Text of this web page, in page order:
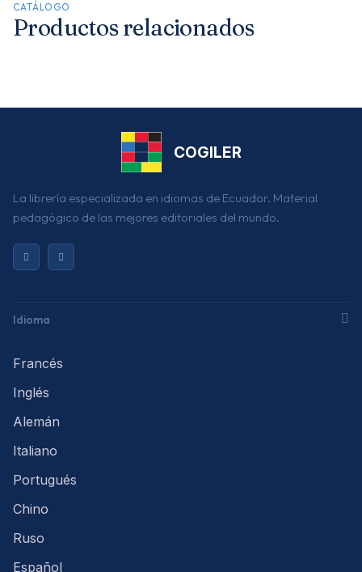
CATÁLOGO
Productos relacionados
COGILER
La librería especializada en idiomas de Ecuador. Material
pedagógico de las mejores editoriales del mundo.
Idioma
Francés
Inglés
Alemán
Italiano
Portugués
Chino
Ruso
Español